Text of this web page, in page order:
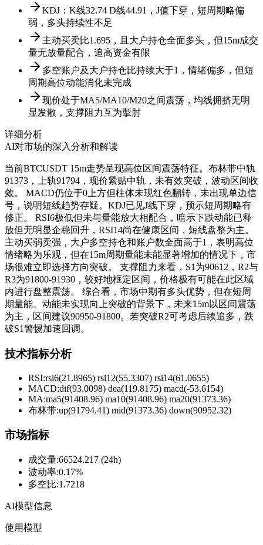
KDJ：K线32.74 D线44.91，J值下穿，短周期略偏
弱，多头持续性不足
主动买卖比1.695，且大户持仓全面多头，但15m成交
量无放量配合，追高资金有限
多空账户及大户持仓比持续大于1，情绪偏多，但短
周期高位动能消化未完成
现价处于MA5/MA10/M20之间震荡，均线拥挤无明
显发散，支撑阻力互为掣肘
详细分析
AI对市场的深入分析和解读
当前BTCUSDT 15m走势呈现高位区间震荡特征。布林带中轨
91373，上轨91794，现价紧贴中轨，未有效突破，波动区间收
敛。 MACD仍位于0上方但柱体未现红色翻转，未出现单边信
号，说明短线趋势存疑。KDJ已见J线下穿，预示短周期略有
修正。 RSI6极低但未与量能放大相配合，暗示下跌动能已释
放但无明显企稳回升，RSI14尚在健康区间，短线盘整为主。
主动买弱卖强，大户多空持仓和账户数全面高于1，表明高位
情绪略为乐观，但在15m周期量能未能显著增加的情况下，市
场很难立即选择方向突破。 支撑阻力来看，S1为90612，R2与
R3为91800-91930，较好地框定区间，价格极有可能在此区域
内进行盘整震荡。 综合看，市场中期有多头优势，但在短周
期量能、动能未实现向上突破的背景下，未来15m以区间震荡
为主，区间建议90950-91800。若突破R2可考虑后续追多，跌
破S1警惕加速回调。
技术指标分析
RSI:rsi6(21.8965) rsi12(55.3307) rsi14(61.0655)
MACD:dif(93.0098) dea(119.8175) macd(-53.6154)
MA:ma5(91408.96) ma10(91408.96) ma20(91373.36)
布林带:up(91794.41) mid(91373.36) down(90952.32)
市场指标
成交量:66524.217 (24h)
波动率:0.17%
多空比:1.7218
AI模型信息
使用模型